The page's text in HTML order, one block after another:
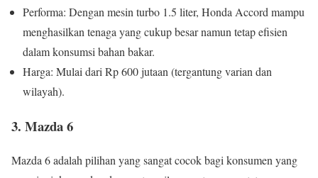
Performa: Dengan mesin turbo 1.5 liter, Honda Accord mampu
menghasilkan tenaga yang cukup besar namun tetap efisien
dalam konsumsi bahan bakar.
Harga: Mulai dari Rp 600 jutaan (tergantung varian dan
wilayah).
3. Mazda 6
Mazda 6 adalah pilihan yang sangat cocok bagi konsumen yang